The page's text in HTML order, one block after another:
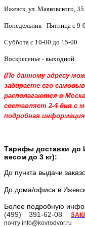
Ижевск ул. Маяковского,
Понедельник - Пятница с 9-
Суббота с 10-00 до 15-00
Воскресенье - выходной
(По данному адресу
забираете его
располагаются в
составляет 2-4 дня с
подробная
Тарифы доставки до
весом до 3 кг):
До пункта выдачи
До дома/офиса в
Более подробную
(499) 391-62-08,
почту info@kovrodvor.ru